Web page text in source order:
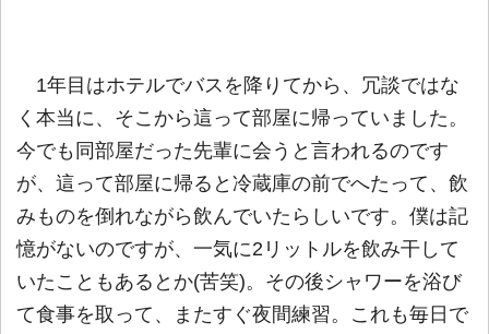
1年目はホテルでバスを降りてから、冗談ではな
く本当に、そこから這って部屋に帰っていました。
今でも同部屋だった先輩に会うと言われるのです
が、這って部屋に帰ると冷蔵庫の前でへたって、飲
みものを倒れながら飲んでいたらしいです。僕は記
憶がないのですが、一気に2リットルを飲み干して
いたこともあるとか(苦笑)。その後シャワーを浴び
て食事を取って、またすぐ夜間練習。これも毎日で